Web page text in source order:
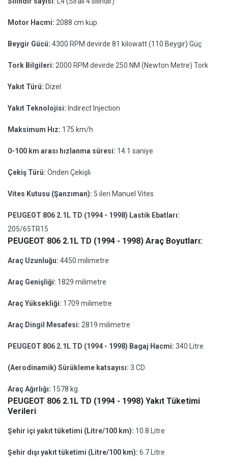
Motor Hacmi: 2088 cm küp
Beygir Gücü: 4300 RPM devirde 81 kilowatt (110 Beygir) Güç
Tork Bilgileri: 2000 RPM devirde 250 NM (Newton Metre) Tork
Yakıt Türü: Dizel
Yakıt Teknolojisi: Indirect Injection
Maksimum Hız: 175 km/h
0-100 km arası hızlanma süresi: 14.1 saniye
Çekiş Türü: Önden Çekişli
Vites Kutusu (Şanzıman): 5 ileri Manuel Vites
PEUGEOT 806 2.1L TD (1994 - 1998) Lastik Ebatları:
205/65TR15
PEUGEOT 806 2.1L TD (1994 - 1998) Araç Boyutları:
Araç Uzunluğu: 4450 milimetre
Araç Genişliği: 1829 milimetre
Araç Yüksekliği: 1709 milimetre
Araç Dingil Mesafesi: 2819 milimetre
PEUGEOT 806 2.1L TD (1994 - 1998) Bagaj Hacmi: 340 Litre
(Aerodinamik) Sürükleme katsayısı: 3 CD
Araç Ağırlığı: 1578 kg
PEUGEOT 806 2.1L TD (1994 - 1998) Yakıt Tüketimi
Verileri
Şehir içi yakıt tüketimi (Litre/100 km): 10.8 Litre
Şehir dışı yakıt tüketimi (Litre/100 km): 6.7 Litre